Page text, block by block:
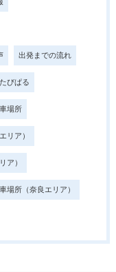
出発までの流れ
びぱる
場所
リア）
ア）
場所（奈良エリア）